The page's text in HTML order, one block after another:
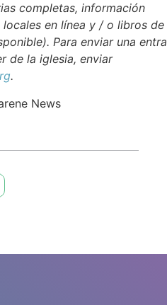
completas, información
en línea y / o libros de
Para enviar una
de la iglesia, enviar
.
News